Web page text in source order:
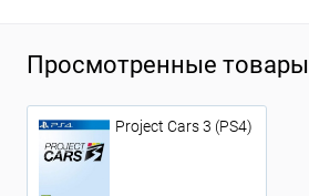
Просмотренные товары
Project Cars 3 (PS4)